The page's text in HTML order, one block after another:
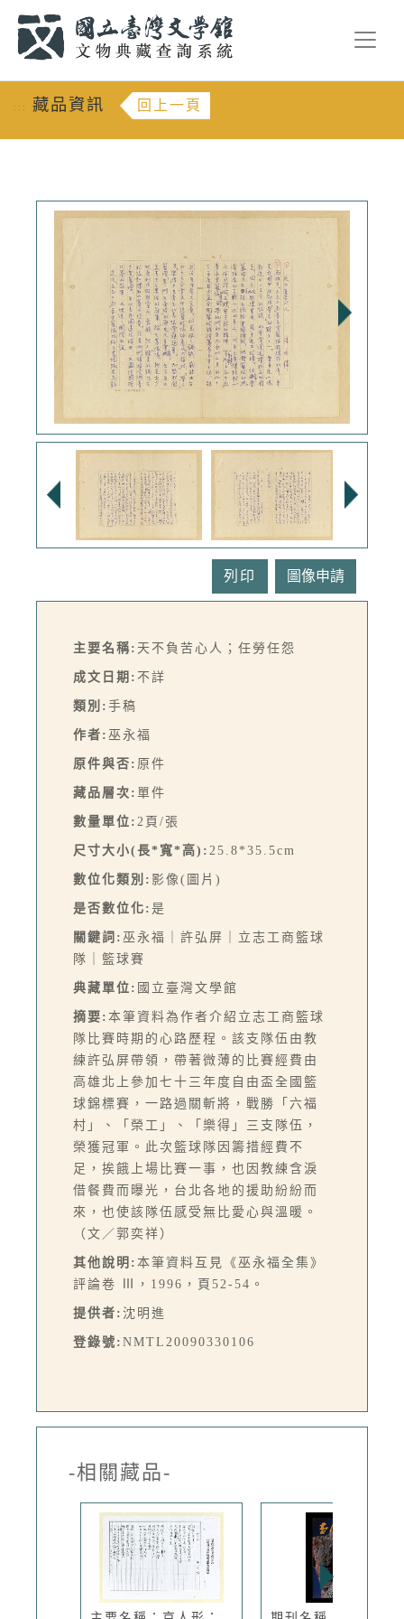
::: 藏品資訊 回上一頁
列印
主要名稱: 天不負苦心人；任勞任怨
成文日期: 不詳
類別: 手稿
作者: 巫永福
原件與否: 原件
藏品層次: 單件
數量單位: 2頁/張
尺寸大小(長*寬*高): 25.8*35.5cm
數位化類別: 影像(圖片)
是否數位化: 是
關鍵詞: 巫永福｜許弘屏｜立志工商籃球
隊｜籃球賽
典藏單位: 國立臺灣文學館
摘要: 本筆資料為作者介紹立志工商籃球
隊比賽時期的心路歷程。該支隊伍由教
練許弘屏帶領，帶著微薄的比賽經費由
高雄北上參加七十三年度自由盃全國籃
球錦標賽，一路過關斬將，戰勝「六福
村」、「榮工」、「樂得」三支隊伍，
榮獲冠軍。此次籃球隊因籌措經費不
足，挨餓上場比賽一事，也因教練含淚
借餐費而曝光，台北各地的援助紛紛而
來，也使該隊伍感受無比愛心與溫暖。
（文／郭奕祥）
其他說明: 本筆資料互見《巫永福全集》
評論卷 Ⅲ，1996，頁52-54。
提供者: 沈明進
登錄號: NMTL20090330106
-相關藏品-